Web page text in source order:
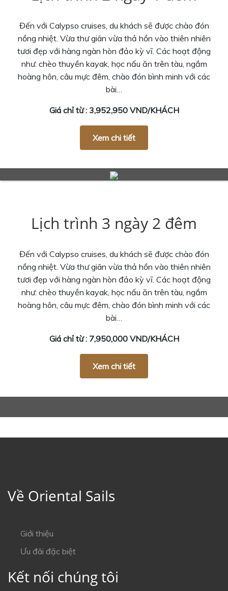
Đến với Calypso cruises, du khách sẽ được chào đón
nồng nhiệt. Vừa thư giãn vừa thả hồn vào thiên nhiên
tươi đẹp với hàng ngàn hòn đảo kỳ vĩ. Các hoạt động
như: chèo thuyền kayak, học nấu ăn trên tàu, ngắm
hoàng hôn, câu mực đêm, chào đón bình minh với các
bài…
Giá chỉ từ : 3,952,950 VND/KHÁCH
Xem chi tiết
Lịch trình 3 ngày 2 đêm
Đến với Calypso cruises, du khách sẽ được chào đón
nồng nhiệt. Vừa thư giãn vừa thả hồn vào thiên nhiên
tươi đẹp với hàng ngàn hòn đảo kỳ vĩ. Các hoạt động
như: chèo thuyền kayak, học nấu ăn trên tàu, ngắm
hoàng hôn, câu mực đêm, chào đón bình minh với các
bài…
Giá chỉ từ : 7,950,000 VND/KHÁCH
Xem chi tiết
Về Oriental Sails
Giới thiệu
Ưu đãi đặc biệt
Kết nối chúng tôi